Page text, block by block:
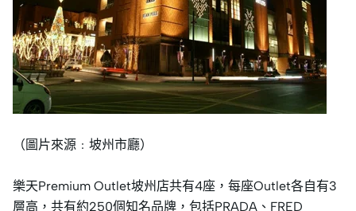
（圖片來源﹕坡州市廳）
樂天Premium Outlet坡州店共有4座，每座Outlet各自有3
層高，共有約250個知名品牌，包括PRADA、FRED